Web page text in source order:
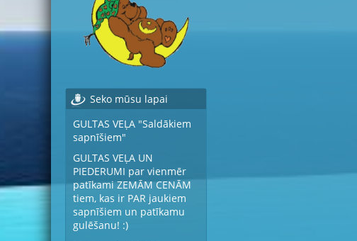
Seko mūsu lapai
GULTAS VEĻA "Saldākiem
sapnīšiem"
GULTAS VEĻA UN
PIEDERUMI par vienmēr
patīkami ZEMĀM CENĀM
tiem, kas ir PAR jaukiem
sapnīšiem un patīkamu
gulēšanu! :)